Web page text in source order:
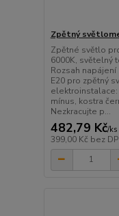
Zpětný
Zpětné světlo
6000K, světelný
Rozsah napájení
E20 pro zpětný
mínus, kostra
Nezkracujte p...
482,79 Kč/ks
399,00 Kč bez